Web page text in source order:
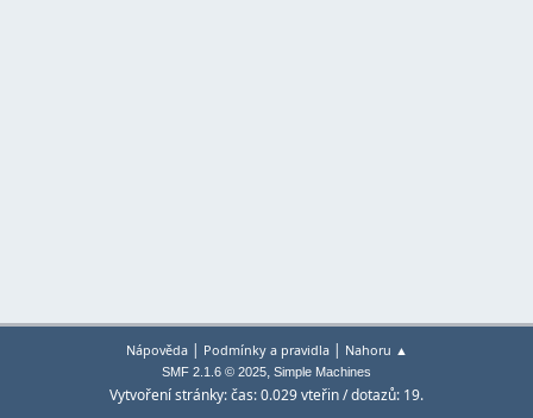
Nápověda| Podmínky a pravidla| Nahoru ▲
SMF 2.1.6 © 2025, Simple Machines
Vytvoření stránky: čas: 0.029 vteřin / dotazů: 19.